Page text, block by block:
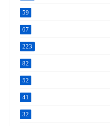
59
67
223
82
52
41
32